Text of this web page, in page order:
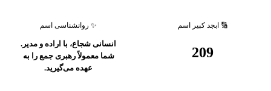
🔢 ابجد کبیر اسم
209
✨ روانشناسی اسم
انسانی شجاع، با اراده و مدیر.
شما معمولاً رهبری جمع را به
عهده می‌گیرید.